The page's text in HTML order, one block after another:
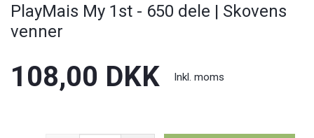
PlayMais My 1st - 650 dele | Skovens
venner
108,00 DKK Inkl. moms